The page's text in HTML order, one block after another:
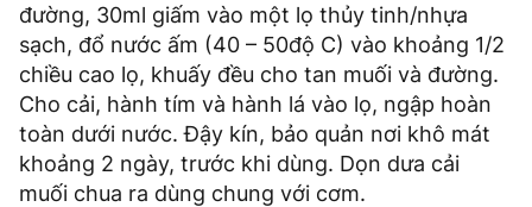
đường, 30ml giấm vào một lọ thủy tinh/nhựa
sạch, đổ nước ấm (40 – 50độ C) vào khoảng 1/2
chiều cao lọ, khuấy đều cho tan muối và đường.
Cho cải, hành tím và hành lá vào lọ, ngập hoàn
toàn dưới nước. Đậy kín, bảo quản nơi khô mát
khoảng 2 ngày, trước khi dùng. Dọn dưa cải
muối chua ra dùng chung với cơm.